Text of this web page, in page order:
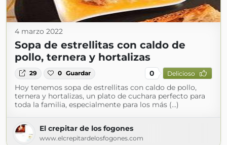
4 marzo 2022
Sopa de estrellitas con caldo de
pollo, ternera y hortalizas
29 0 Guardar 0 Delicioso
Hoy tenemos sopa de estrellitas con caldo de pollo,
ternera y hortalizas, un plato de cuchara perfecto para
toda la familia, especialmente para los más (...)
El crepitar de los fogones
www.elcrepitardelosfogones.com